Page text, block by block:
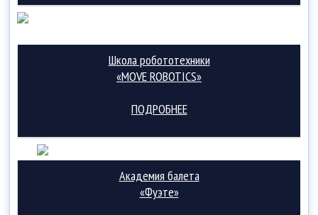
Школа робототехники
«MOVE ROBOTICS»
ПОДРОБНЕЕ
Академия балета
«Фуэте»